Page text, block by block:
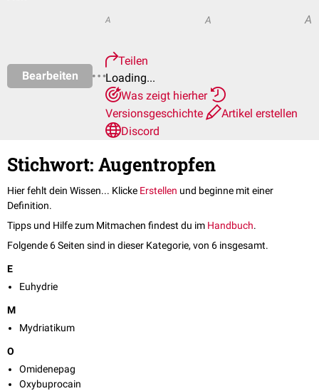
Bearbeiten
A A A
Teilen
Loading...
Was zeigt hierher
Versionsgeschichte
Artikel erstellen
Discord
Stichwort: Augentropfen
Hier fehlt dein Wissen... Klicke Erstellen und beginne mit einer
Definition.
Tipps und Hilfe zum Mitmachen findest du im Handbuch.
Folgende 6 Seiten sind in dieser Kategorie, von 6 insgesamt.
E
Euhydrie
M
Mydriatikum
O
Omidenepag
Oxybuprocain